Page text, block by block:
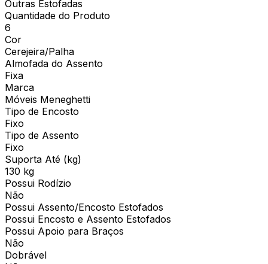
Outras Estofadas
Quantidade do Produto
6
Cor
Cerejeira/Palha
Almofada do Assento
Fixa
Marca
Móveis Meneghetti
Tipo de Encosto
Fixo
Tipo de Assento
Fixo
Suporta Até (kg)
130 kg
Possui Rodízio
Não
Possui Assento/Encosto Estofados
Possui Encosto e Assento Estofados
Possui Apoio para Braços
Não
Dobrável